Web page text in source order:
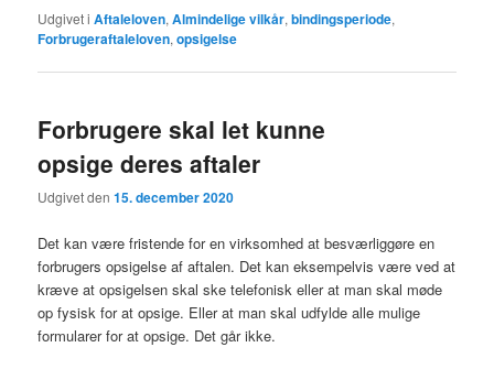
Udgivet i Aftaleloven,Almindelige vilkår,bindingsperiode,
Forbrugeraftaleloven,opsigelse
Forbrugere skal let kunne
opsige deres aftaler
Udgivet den15. december 2020
Det kan være fristende for en virksomhed at besværliggøre en
forbrugers opsigelse af aftalen. Det kan eksempelvis være ved at
kræve at opsigelsen skal ske telefonisk eller at man skal møde
op fysisk for at opsige. Eller at man skal udfylde alle mulige
formularer for at opsige. Det går ikke.